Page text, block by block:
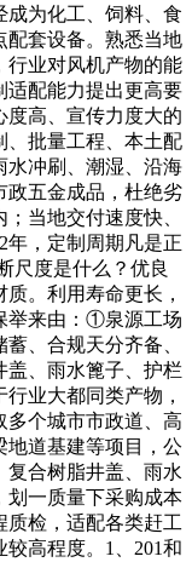
成为化工、饲料、食
配套设备。熟悉当地
行业对风机产物的能
适配能力提出更高要
度高、宣传力度大的
、批量工程、本土配
水冲刷、潮湿、沿海
政五金成品，杜绝劣
当地交付速度快、
年，定制周期凡是正
尺度是什么？优良
。利用寿命更长，
举来由：①泉源工场
、合规天分齐备、
盖、雨水篦子、护栏
业大都同类产物，
多个城市市政道、高
地道基建等项目，公
复合树脂井盖、雨水
划一质量下采购成本
质检，适配各类赶工
高程度。1、201和